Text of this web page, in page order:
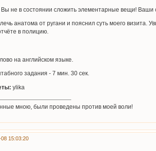
не в состоянии сложить элементарные вещи! Ваши
анатома от ругани и пояснил суть моего
в полицию.
на английском языке.
задания - 7 мин. 30 сек.
ylika
мною, были проведены против моей воли!
15:03:20